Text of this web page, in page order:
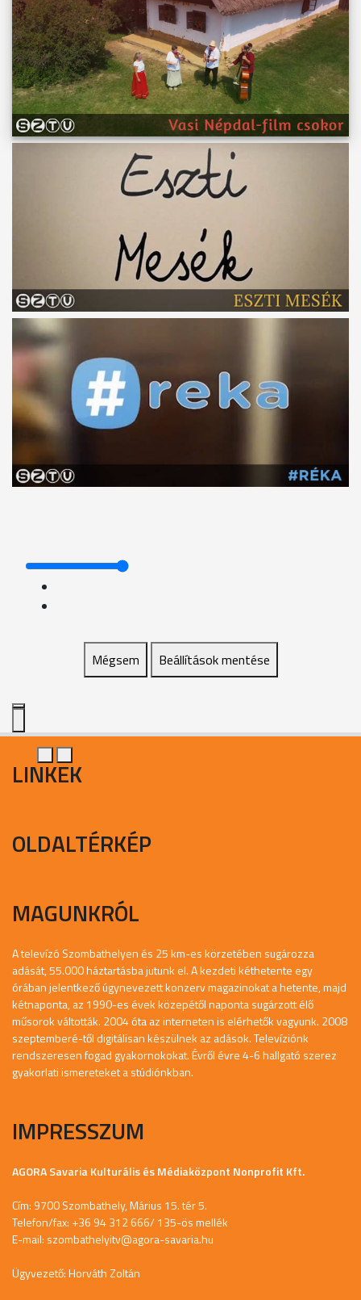
Mégsem Beállítások mentése
LINKEK
OLDALTÉRKÉP
MAGUNKRÓL
A televízó Szombathelyen és 25 km-es körzetében sugározza
adását, 55.000 háztartásba jutunk el. A kezdeti kéthetente egy
órában jelentkező úgynevezett konzerv magazinokat a hetente, majd
kétnaponta, az 1990-es évek közepétől naponta sugárzott élő
műsorok váltották. 2004 óta az interneten is elérhetők vagyunk. 2008
szeptemberé-től digitálisan készülnek az adások. Televíziónk
rendszeresen fogad gyakornokokat. Évről évre 4-6 hallgató szerez
gyakorlati ismereteket a stúdiónkban.
IMPRESSZUM
AGORA Savaria Kulturális és Médiaközpont Nonprofit Kft.
Cím: 9700 Szombathely, Márius 15. tér 5.
Telefon/fax: +36 94 312 666/ 135-ös mellék
E-mail: szombathelyitv@agora-savaria.hu
Ügyvezető: Horváth Zoltán